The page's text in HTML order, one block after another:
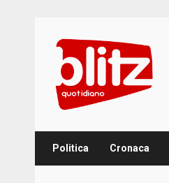
content
Politica Cronaca